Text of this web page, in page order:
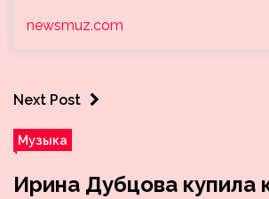
newsmuz.com
Next Post
Музыка
Ирина Дубцова купила